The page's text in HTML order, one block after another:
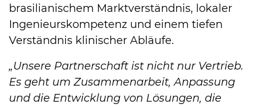
brasilianischem Marktverständnis, lokaler
Ingenieurskompetenz und einem tiefen
Verständnis klinischer Abläufe.
„Unsere Partnerschaft ist nicht nur Vertrieb.
Es geht um Zusammenarbeit, Anpassung
und die Entwicklung von Lösungen, die